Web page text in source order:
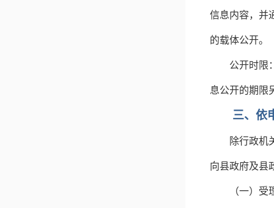
信息内容，并
的载体公开。
公开时限
息公开的期限
三、依
除行政机
向县政府及县
（一）受